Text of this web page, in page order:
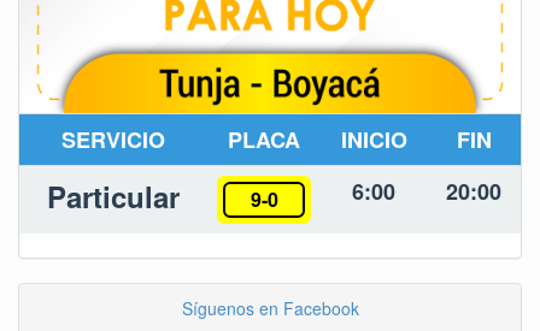
SERVICIO PLACA INICIO FIN
Particular 9-0 6:00 20:00
Síguenos en Facebook